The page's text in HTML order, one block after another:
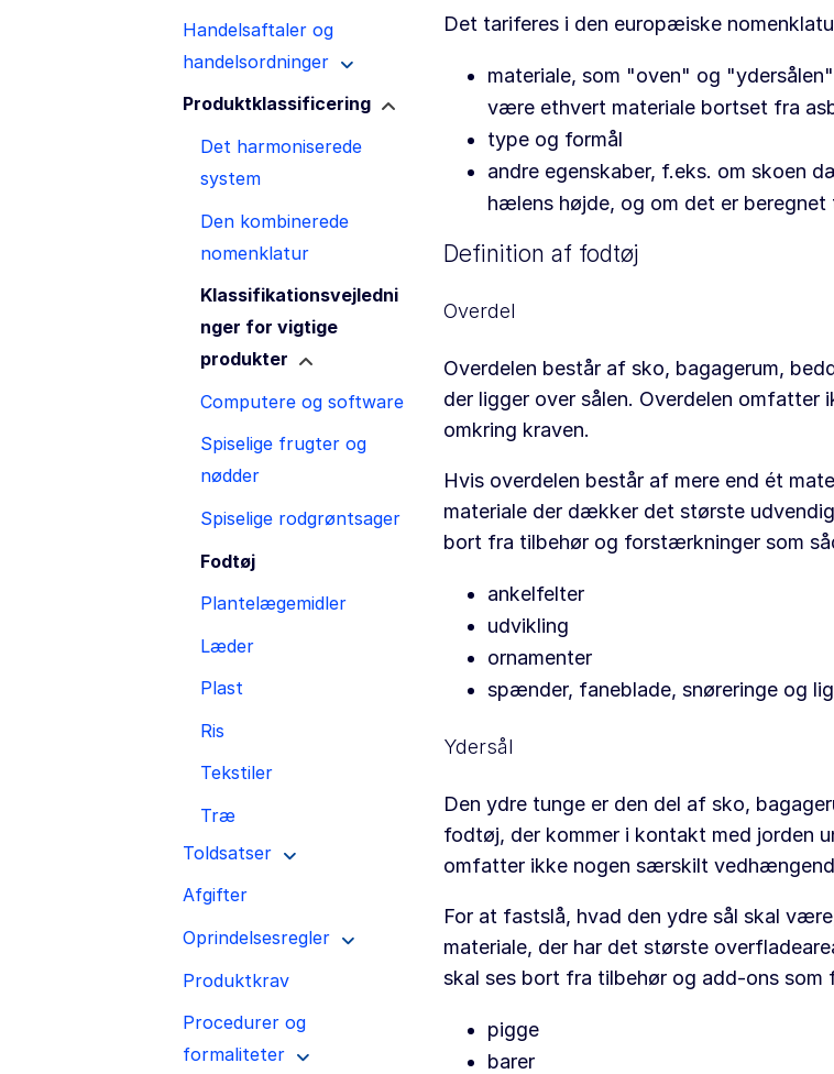
Handelsaftaler og
handelsordninger
Produktklassificering
Det harmoniserede
system
Den kombinerede
nomenklatur
Klassifikationsvejledni
nger for vigtige
produkter
Computere og software
Spiselige frugter og
nødder
Spiselige rodgrøntsager
Fodtøj
Plantelægemidler
Læder
Plast
Ris
Tekstiler
Træ
Toldsatser
Afgifter
Oprindelsesregler
Produktkrav
Procedurer og
formaliteter
Det tariferes i den europæiske
materiale, som "oven" og
være ethvert materiale bortset fra
type og formål
andre egenskaber, f.eks. om skoen
hælens højde, og om det er
Definition af fodtøj
Overdel
Overdelen består af sko, bagagerum,
der ligger over sålen. Overdelen omfatter
omkring kraven.
Hvis overdelen består af mere end ét
materiale der dækker det største
bort fra tilbehør og forstærkninger som
ankelfelter
udvikling
ornamenter
spænder, faneblade, snøreringe og
Ydersål
Den ydre tunge er den del af sko,
fodtøj, der kommer i kontakt med jorden
omfatter ikke nogen særskilt
For at fastslå, hvad den ydre sål skal
materiale, der har det største
skal ses bort fra tilbehør og add-ons som
pigge
barer